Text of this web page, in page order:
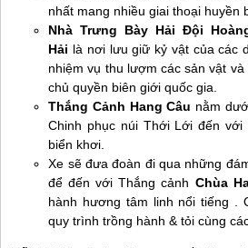
nhất mang nhiều giai thoại huyền
Nhà Trưng Bày Hải Đội
Hải là nơi lưu giữ kỷ vật của các
nhiệm vụ thu lượm các sản vật
chủ quyền biên giới quốc gia.
Thắng Cảnh Hang Câu nằm
Chinh phục núi Thới Lới đến
biển khơi.
Xe sẽ đưa đoàn đi qua những
để đến với Thắng cảnh Chùa
hành hương tâm linh nổi tiếng .
quy trình trồng hành & tỏi cùng